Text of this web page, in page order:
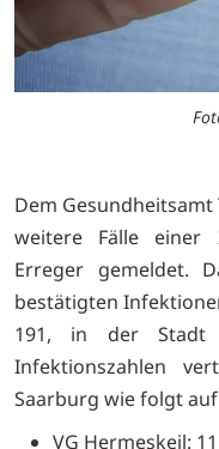
Dem
weitere Fälle einer
Erreger gemeldet.
bestätigten
191, in der
Infektionszahlen
Saarburg wie folgt
VG Hermeskeil: 11